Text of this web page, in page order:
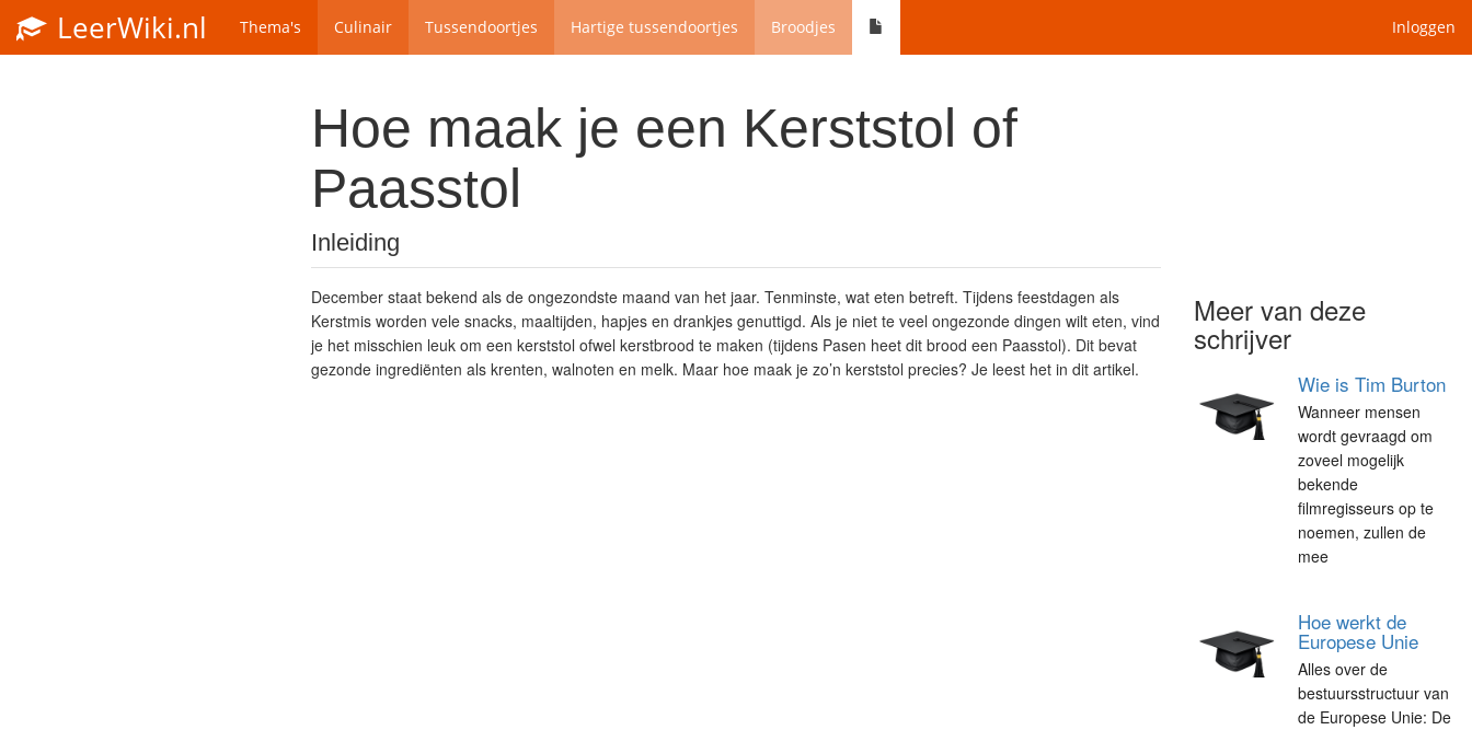
LeerWiki.nl Thema's Culinair Tussendoortjes Hartige tussendoortjes Broodjes Inloggen
Hoe maak je een Kerststol of
Paasstol
Inleiding
December staat bekend als de ongezondste maand van het jaar. Tenminste, wat eten betreft. Tijdens feestdagen als
Kerstmis worden vele snacks, maaltijden, hapjes en drankjes genuttigd. Als je niet te veel ongezonde dingen wilt eten, vind
je het misschien leuk om een kerststol ofwel kerstbrood te maken (tijdens Pasen heet dit brood een Paasstol). Dit bevat
gezonde ingrediënten als krenten, walnoten en melk. Maar hoe maak je zo’n kerststol precies? Je leest het in dit artikel.
Meer van deze
schrijver
Wie is Tim Burton
Wanneer mensen
wordt gevraagd om
zoveel mogelijk
bekende
filmregisseurs op te
noemen, zullen de
mee
Hoe werkt de
Europese Unie
Alles over de
bestuursstructuur van
de Europese Unie: De